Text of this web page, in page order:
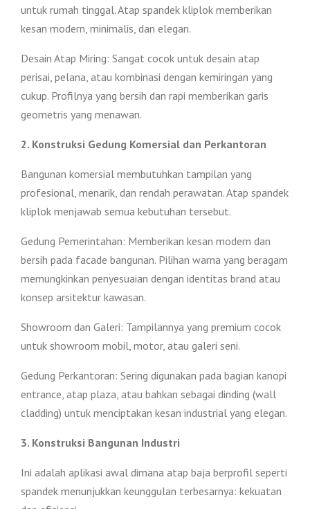
untuk rumah tinggal. Atap spandek kliplok memberikan
kesan modern, minimalis, dan elegan.
Desain Atap Miring: Sangat cocok untuk desain atap
perisai, pelana, atau kombinasi dengan kemiringan yang
cukup. Profilnya yang bersih dan rapi memberikan garis
geometris yang menawan.
2. Konstruksi Gedung Komersial dan Perkantoran
Bangunan komersial membutuhkan tampilan yang
profesional, menarik, dan rendah perawatan. Atap spandek
kliplok menjawab semua kebutuhan tersebut.
Gedung Pemerintahan: Memberikan kesan modern dan
bersih pada facade bangunan. Pilihan warna yang beragam
memungkinkan penyesuaian dengan identitas brand atau
konsep arsitektur kawasan.
Showroom dan Galeri: Tampilannya yang premium cocok
untuk showroom mobil, motor, atau galeri seni.
Gedung Perkantoran: Sering digunakan pada bagian kanopi
entrance, atap plaza, atau bahkan sebagai dinding (wall
cladding) untuk menciptakan kesan industrial yang elegan.
3. Konstruksi Bangunan Industri
Ini adalah aplikasi awal dimana atap baja berprofil seperti
spandek menunjukkan keunggulan terbesarnya: kekuatan